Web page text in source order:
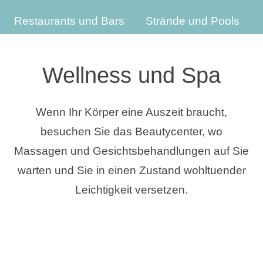
Blogs
Restaurants und Bars Strände und Pools
Wellness und Spa
Wenn Ihr Körper eine Auszeit braucht,
besuchen Sie das Beautycenter, wo
Massagen und Gesichtsbehandlungen auf Sie
warten und Sie in einen Zustand wohltuender
Leichtigkeit versetzen.